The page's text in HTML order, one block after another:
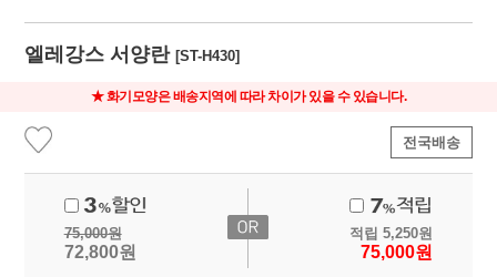
엘레강스 서양란[ST-H430]
★ 화기모양은 배송지역에 따라 차이가 있을 수 있습니다.
전국배송
75,000원
72,800원
적립 5,250원
75,000원